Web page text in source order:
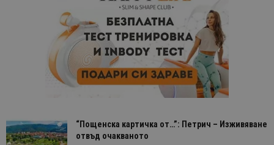
“Пощенска картичка от…”: Петрич – Изживяване
отвъд очакваното